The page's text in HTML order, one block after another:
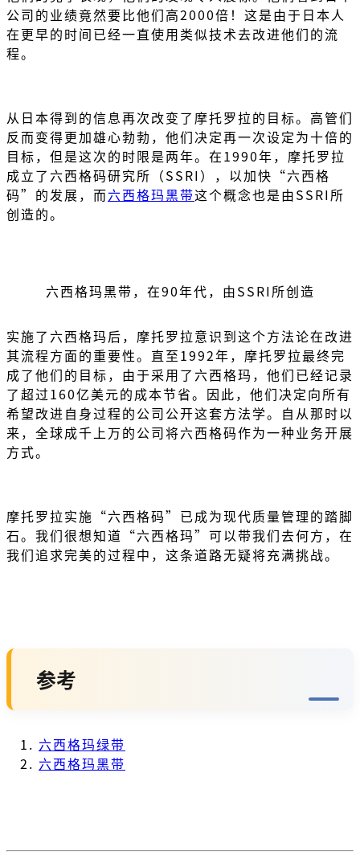
公司的业绩竟然要比他们高2000倍！这是由于日本人
在更早的时间已经一直使用类似技术去改进他们的流
程。
从日本得到的信息再次改变了摩托罗拉的目标。高管们
反而变得更加雄心勃勃，他们决定再一次设定为十倍的
目标，但是这次的时限是两年。在1990年，摩托罗拉
成立了六西格码研究所（SSRI），以加快“六西格
码”的发展，而六西格玛黑带这个概念也是由SSRI所
创造的。
六西格玛黑带，在90年代，由SSRI所创造
实施了六西格玛后，摩托罗拉意识到这个方法论在改进
其流程方面的重要性。直至1992年，摩托罗拉最终完
成了他们的目标，由于采用了六西格玛，他们已经记录
了超过160亿美元的成本节省。因此，他们决定向所有
希望改进自身过程的公司公开这套方法学。自从那时以
来，全球成千上万的公司将六西格码作为一种业务开展
方式。
摩托罗拉实施“六西格码”已成为现代质量管理的踏脚
石。我们很想知道“六西格玛”可以带我们去何方，在
我们追求完美的过程中，这条道路无疑将充满挑战。
参考
六西格玛绿带
六西格玛黑带